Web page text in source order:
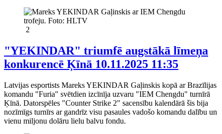
2
"YEKINDAR" triumfē augstākā līmeņa
konkurencē Ķīnā 10.11.2025 11:35
Latvijas esportists Mareks YEKINDAR Gaļinskis kopā ar Brazīlijas
komandu "Furia" svētdien izcīnīja uzvaru "IEM Chengdu" turnīrā
Ķīnā. Datorspēles "Counter Strike 2" sacensību kalendārā šis bija
nozīmīgs turnīrs ar gandrīz visu pasaules vadošo komandu dalību un
vienu miljonu dolāru lielu balvu fondu.